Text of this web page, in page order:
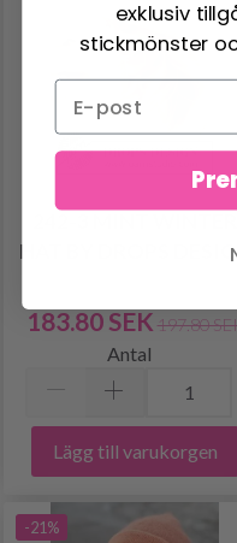
HAT BY DROPS
183.80 SEK 197.80
Antal
Lägg till varukorgen
-21%
exklusiv
stickmönster